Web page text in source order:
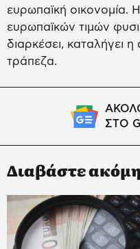
ευρωπαϊκή οικονομία.
ευρωπαϊκών τιμών
διαρκέσει, καταλήγει η
τράπεζα.
ΣΤΟ
Διαβάστε